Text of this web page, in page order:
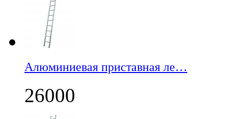
Алюминиевая приставная ле…
26000